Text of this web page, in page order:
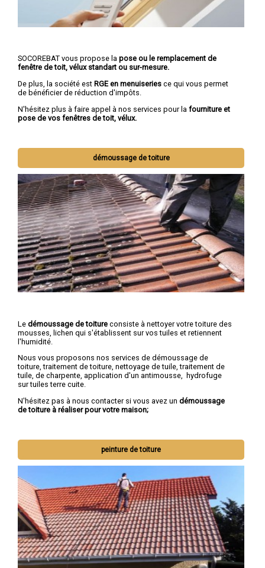
SOCOREBAT vous propose la pose ou le remplacement de
fenêtre de toit, vélux standart ou sur-mesure.
De plus, la société est RGE en menuiseries ce qui vous permet
de bénéficier de réduction d'impôts.
N'hésitez plus à faire appel à nos services pour la fourniture et
pose de vos fenêtres de toit, vélux.
démoussage de toiture
Le démoussage de toiture consiste à nettoyer votre toiture des
mousses, lichen qui s'établissent sur vos tuiles et retiennent
l'humidité.
Nous vous proposons nos services de démoussage de
toiture, traitement de toiture, nettoyage de tuile, traitement de
tuile, de charpente, application d'un antimousse, hydrofuge
sur tuiles terre cuite.
N'hésitez pas à nous contacter si vous avez un démoussage
de toiture à réaliser pour votre maison;
peinture de toiture